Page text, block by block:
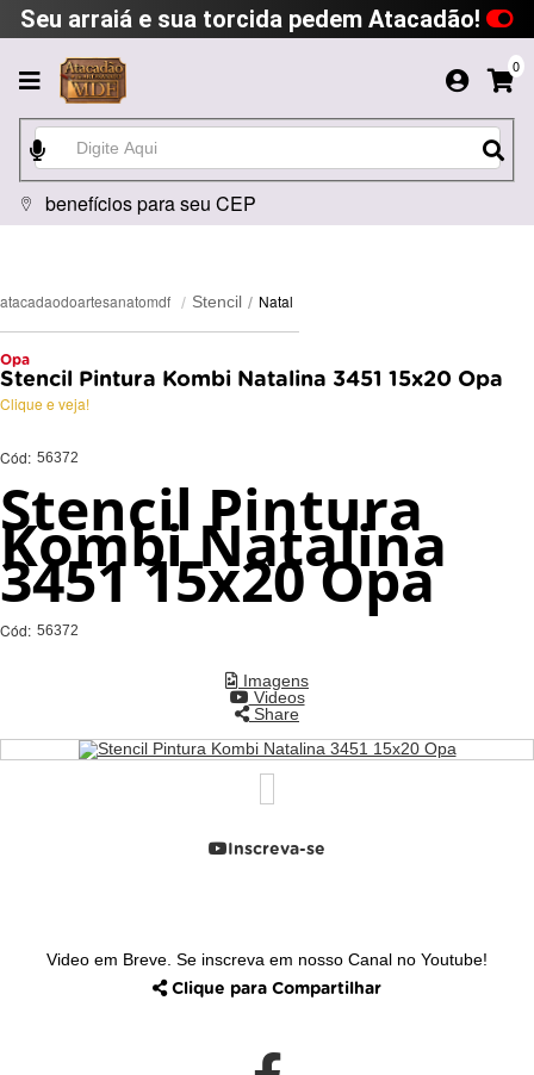
Seu arraiá e sua torcida pedem Atacadão!
0
benefícios para seu CEP
atacadaodoartesanatomdf Stencil Natal
Opa
Stencil Pintura Kombi Natalina 3451 15x20 Opa
Clique e veja!
Cód: 56372
Stencil Pintura
Kombi Natalina
3451 15x20 Opa
Cód: 56372
Imagens
Videos
Share
Inscreva-se
Video em Breve. Se inscreva em nosso Canal no Youtube!
Clique para Compartilhar